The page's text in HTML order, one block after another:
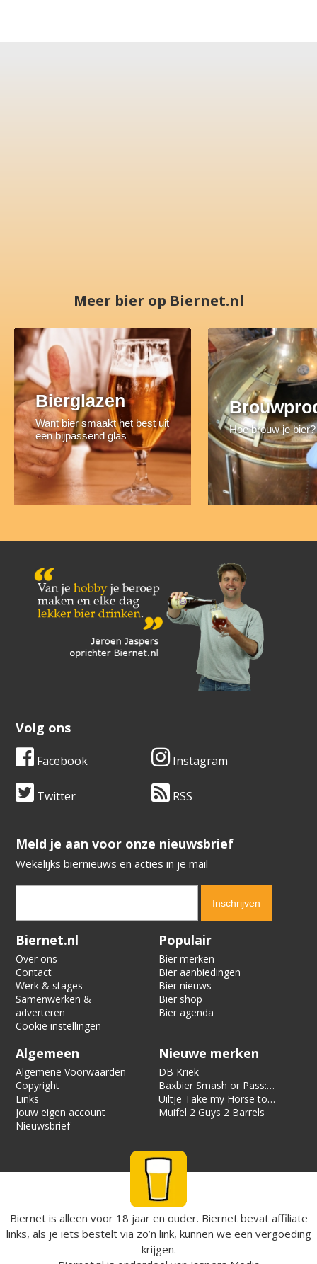
Meer bier op Biernet.nl
Bierglazen
Want bier smaakt het best uit
een bijpassend glas
Hoe brouw je bier?
Volg ons
Facebook Instagram
Twitter RSS
​​​​​​​Meld je aan voor onze nieuwsbrief
Wekelijks biernieuws en acties in je mail
Verification code:
Biernet.nl
Over ons
Contact
Werk & stages
Samenwerken &
adverteren
Cookie instellingen
Populair
Bier merken
Bier aanbiedingen
Bier nieuws
Bier shop
Bier agenda
Algemeen
Algemene Voorwaarden
Copyright
Links
Jouw eigen account
Nieuwsbrief
Nieuwe merken
DB Kriek
Baxbier Smash or Pass:
Strata
Uiltje Take my Horse to
the Hotel Room
Muifel 2 Guys 2 Barrels
Biernet is alleen voor 18 jaar en ouder. Biernet bevat affiliate
links, als je iets bestelt via zo’n link, kunnen we een vergoeding
krijgen.